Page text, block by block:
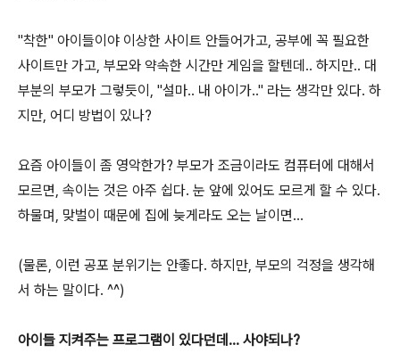
"착한" 아이들이야 이상한 사이트 안들어가고, 공부에 꼭 필요한
사이트만 가고, 부모와 약속한 시간만 게임을 할텐데.. 하지만.. 대
부분의 부모가 그렇듯이, "설마.. 내 아이가.." 라는 생각만 있다. 하
지만, 어디 방법이 있나?
요즘 아이들이 좀 영악한가? 부모가 조금이라도 컴퓨터에 대해서
모르면, 속이는 것은 아주 쉽다. 눈 앞에 있어도 모르게 할 수 있다.
하물며, 맞벌이 때문에 집에 늦게라도 오는 날이면...
(물론, 이런 공포 분위기는 안좋다. 하지만, 부모의 걱정을 생각해
서 하는 말이다. ^^)
아이들 지켜주는 프로그램이 있다던데... 사야되나?